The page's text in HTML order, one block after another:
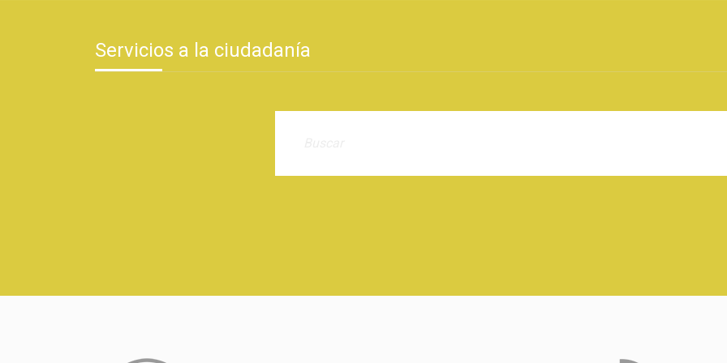
Servicios a la ciudadanía